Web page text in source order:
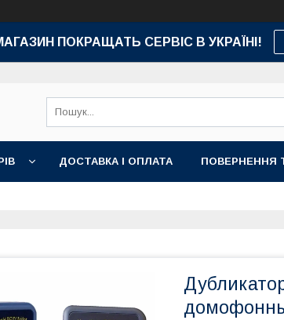
ПОКРАЩАТЬ СЕРВІС В УКРАЇНІ!
ДОСТАВКА І ОПЛАТА ПОВЕРНЕННЯ